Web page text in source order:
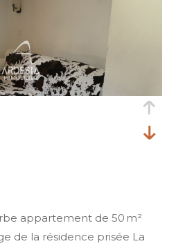
appartement de 50 m²
de la résidence prisée La